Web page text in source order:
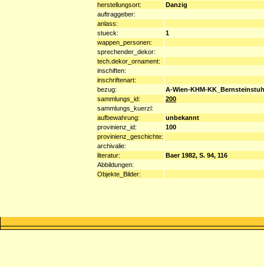
herstellungsort:
Danzig
auftraggeber:
anlass:
stueck:
1
wappen_personen:
sprechender_dekor:
tech.dekor_ornament:
inschiften:
inschriftenart:
bezug:
A-Wien-KHM-
sammlungs_id:
200
sammlungs_kuerzl:
aufbewahrung:
unbekannt
provinienz_id:
100
provinienz_geschichte:
archivalie:
literatur:
Baer 1982, S. 94, 116
Abbildungen:
Objekte_Bilder: